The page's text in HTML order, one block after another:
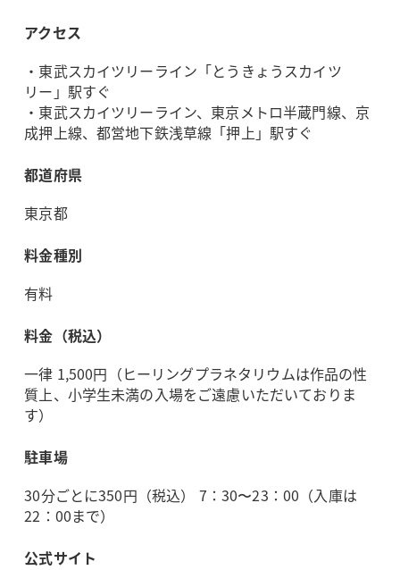
アクセス
・東武スカイツリーライン「とうきょうスカイツ
リー」駅すぐ
・東武スカイツリーライン、東京メトロ半蔵門線、京
成押上線、都営地下鉄浅草線「押上」駅すぐ
都道府県
東京都
料金種別
有料
料金（税込）
一律 1,500円（ヒーリングプラネタリウムは作品の性
質上、小学生未満の入場をご遠慮いただいておりま
す）
駐車場
30分ごとに350円（税込） 7：30〜23：00（入庫は
22：00まで）
公式サイト